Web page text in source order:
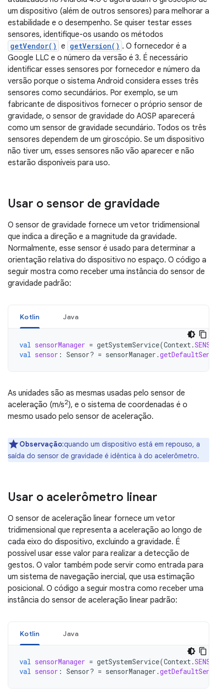
um dispositivo (além de outros sensores) para melhorar a
estabilidade e o desempenho. Se quiser testar esses
sensores, identifique-os usando os métodos
getVendor() e getVersion() . O fornecedor é a
Google LLC e o número da versão é 3. É necessário
identificar esses sensores por fornecedor e número da
versão porque o sistema Android considera esses três
sensores como secundários. Por exemplo, se um
fabricante de dispositivos fornecer o próprio sensor de
gravidade, o sensor de gravidade do AOSP aparecerá
como um sensor de gravidade secundário. Todos os três
sensores dependem de um giroscópio. Se um dispositivo
não tiver um, esses sensores não vão aparecer e não
estarão disponíveis para uso.
Usar o sensor de gravidade
O sensor de gravidade fornece um vetor tridimensional
que indica a direção e a magnitude da gravidade.
Normalmente, esse sensor é usado para determinar a
orientação relativa do dispositivo no espaço. O código a
seguir mostra como receber uma instância do sensor de
gravidade padrão:
Kotlin Java
val sensorManager = getSystemService(Context.
val sensor : Sensor? = sensorManager .
As unidades são as mesmas usadas pelo sensor de
aceleração (m/s2), e o sistema de coordenadas é o
mesmo usado pelo sensor de aceleração.
Observação:quando um dispositivo está em repouso, a
saída do sensor de gravidade é idêntica à do acelerômetro.
Usar o acelerômetro linear
O sensor de aceleração linear fornece um vetor
tridimensional que representa a aceleração ao longo de
cada eixo do dispositivo, excluindo a gravidade. É
possível usar esse valor para realizar a detecção de
gestos. O valor também pode servir como entrada para
um sistema de navegação inercial, que usa estimação
posicional. O código a seguir mostra como receber uma
instância do sensor de aceleração linear padrão:
Kotlin Java
val sensorManager = getSystemService(Context.
val sensor : Sensor? = sensorManager .